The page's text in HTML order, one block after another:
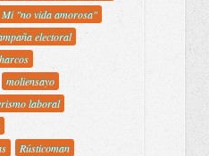
Mi "no vida amorosa"
electoral
moliensayo
laboral
Rústicoman